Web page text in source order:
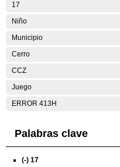
17
Niño
Municipio
Cerro
CCZ
Juego
ERROR 413H
Palabras clave
(-) 17